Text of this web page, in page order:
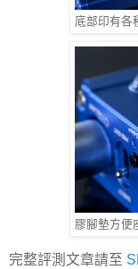
底部印有各
膠腳墊方便
完整評測文章請至